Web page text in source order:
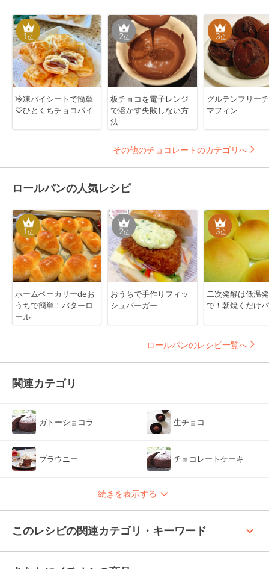
1位
冷凍パイシートで簡単
♡ひとくちチョコパイ
2位
板チョコを電子レンジ
で溶かす失敗しない方
法
3位
グルテンフリー
マフィン
その他のチョコレートのカテゴリへ
ロールパンの人気レシピ
1位
ホームベーカリーdeお
うちで簡単！バターロ
ール
2位
おうちで手作りフィッ
シュバーガー
3位
二次発酵は低温
で！朝焼くだけ
ロールパンのレシピ一覧へ
関連カテゴリ
ガトーショコラ 生チョコ
ブラウニー チョコレートケーキ
続きを表示する
このレシピの関連カテゴリ・キーワード keyboard_arrow_up